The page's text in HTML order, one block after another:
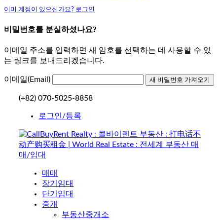
이미 계정이 있으신가요? 로그인
비밀번호를 분실하셨나요?
이메일 주소를 입력하면 새 암호를 선택하는 데 사용할 수 있
는 링크를 보내드리겠습니다.
이메일(Email)
(+82) 070-5025-8858
로그인/등록
매매
장기임대
단기임대
중개
부동산중개소